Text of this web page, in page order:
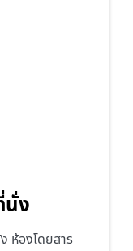
นั่ง
ห้องโดยสาร